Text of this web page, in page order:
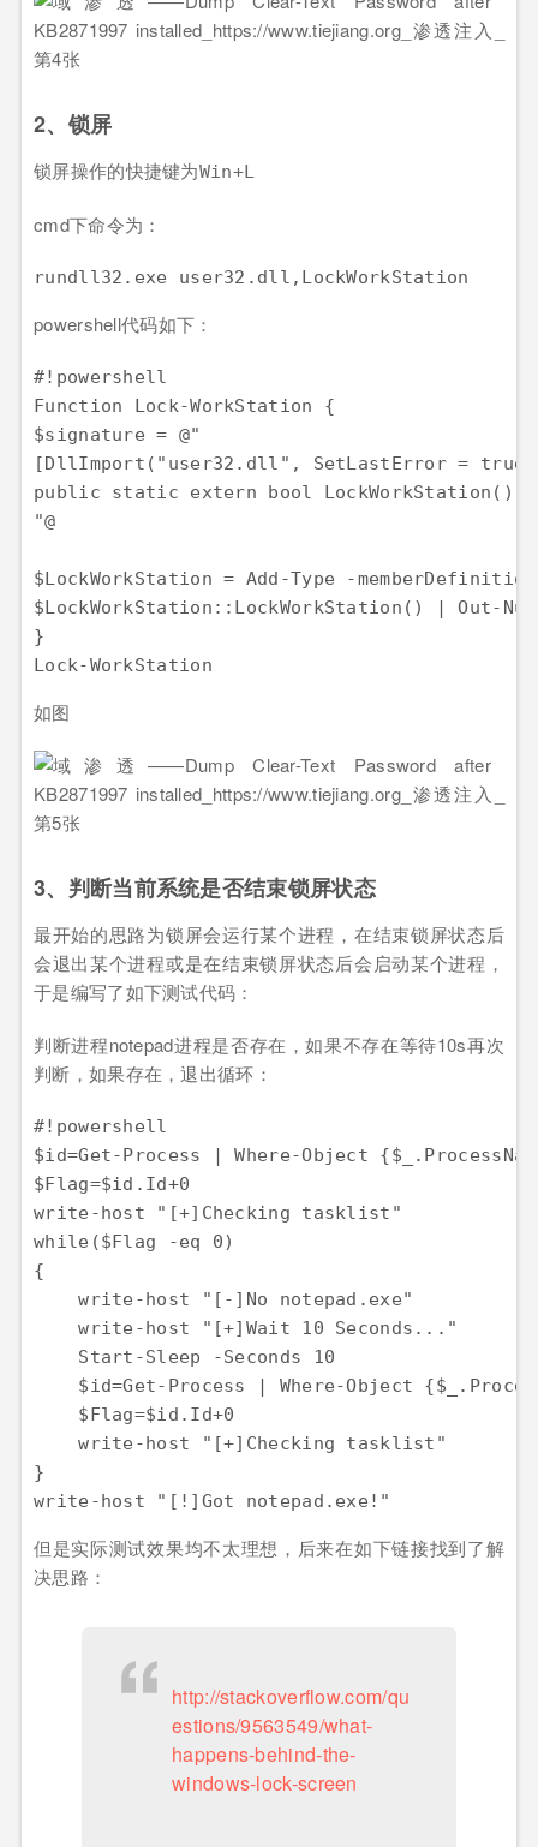
2、锁屏
锁屏操作的快捷键为Win+L
cmd下命令为：
powershell代码如下：
#!powershell
Function Lock-WorkStation {
$signature = @"
[DllImport("user32.dll", SetLastError =
public static extern bool LockWorkStation();
"@
$LockWorkStation = Add-Type -
$LockWorkStation::LockWorkStation() | Out-
}
如图
3、判断当前系统是否结束锁屏状态
最开始的思路为锁屏会运行某个进程，在结束锁屏状态后
会退出某个进程或是在结束锁屏状态后会启动某个进程，
于是编写了如下测试代码：
判断进程notepad进程是否存在，如果不存在等待10s再次
判断，如果存在，退出循环：
#!powershell
$id=Get-Process | Where-Object
$Flag=$id.Id+0
write-host "[+]Checking tasklist"
while($Flag -eq 0)
{
    write-host "[-]No notepad.exe"
    write-host "[+]Wait 10 Seconds..."
    Start-Sleep -Seconds 10
$id=Get-Process | Where-Object
    $Flag=$id.Id+0
    write-host "[+]Checking tasklist"
}
但是实际测试效果均不太理想，后来在如下链接找到了解
决思路：
http://stackoverflow.com/qu
estions/9563549/what-
happens-behind-the-
windows-lock-screen